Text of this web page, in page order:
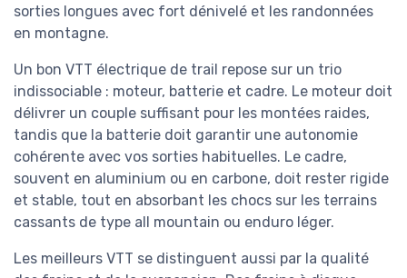
sorties longues avec fort dénivelé et les randonnées
en montagne.
Un bon VTT électrique de trail repose sur un trio
indissociable : moteur, batterie et cadre. Le moteur doit
délivrer un couple suffisant pour les montées raides,
tandis que la batterie doit garantir une autonomie
cohérente avec vos sorties habituelles. Le cadre,
souvent en aluminium ou en carbone, doit rester rigide
et stable, tout en absorbant les chocs sur les terrains
cassants de type all mountain ou enduro léger.
Les meilleurs VTT se distinguent aussi par la qualité